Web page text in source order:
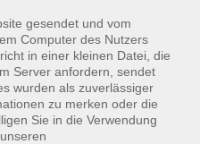
Ölegesendet und vom
Computer des Nutzers
in einer kleinen Datei, die
Server anfordern, sendet
wurden als zuverlässiger
zu merken oder die
Sie in die Verwendung